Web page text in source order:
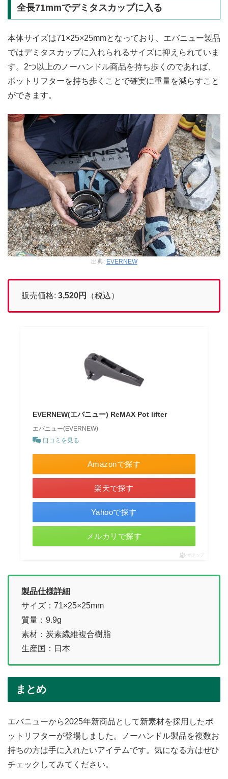
全長71mmでデミタスカップに入る
本体サイズは71×25×25mmとなっており、エバニュー製品
ではデミタスカップに入れられるサイズに抑えられていま
す。2つ以上のノーハンドル商品を持ち歩くのであれば、
ポットリフターを持ち歩くことで確実に重量を減らすこと
ができます。
出典: EVERNEW
販売価格: 3,520円 （税込）
EVERNEW(エバニュー) ReMAX Pot lifter
エバニュー(EVERNEW)
口コミを見る
Amazonで探す
楽天で探す
Yahooで探す
メルカリで探す
ポチップ
製品仕様詳細
サイズ：71×25×25mm
質量：9.9g
素材：炭素繊維複合樹脂
生産国：日本
まとめ
エバニューから2025年新商品として新素材を採用したポ
ットリフターが登場しました。ノーハンドル製品を複数お
持ちの方は手に入れたいアイテムです。気になる方はぜひ
チェックしてみてください。